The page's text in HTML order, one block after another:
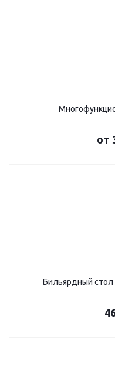
от
Бильярдный стол